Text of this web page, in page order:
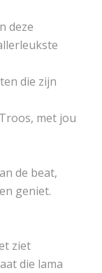
deze
die zijn
met jou
de beat,
geniet.
ziet
die lama